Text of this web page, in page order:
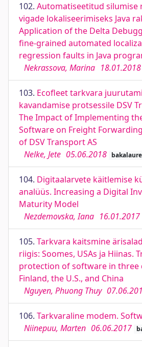
102. Automatiseetitud silumise
vigade lokaliseerimiseks Java
Application of the Delta
fine-grained automated
regression faults in Java
Nekrassova, Marina 18.01.2018
103. Ecofleet tarkvara
kavandamise protsessile DSV
The Impact of Implementing
Software on Freight
of DSV Transport AS
Nelke, Jete 05.06.2018
104. Digitaalarvete käitlemise
analüüs. Increasing a Digital
Maturity Model
Nezdemovska, Iana 16.01.2017
105. Tarkvara kaitsmine
riigis: Soomes, USAs ja Hiinas.
protection of software in three
Finland, the U.S., and China
Nguyen, Phuong Thuy
106. Tarkvaraline modem.
Niinepuu, Marten 06.06.2017